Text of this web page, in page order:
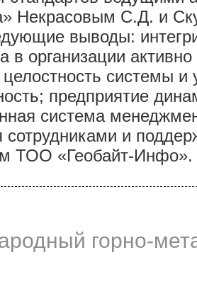
Некрасовым С.Д. и
выводы:
в организации активно
целостность системы и
предприятие
система
сотрудниками и
ТОО «Геобайт-Инфо».
горно-